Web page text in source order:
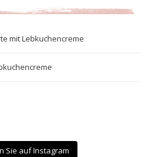
mit Lebkuchencreme
Sie auf Instagram